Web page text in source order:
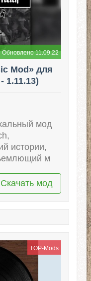
Обновлено 11.09.22
Mod» для
1.11.13)
мод
истории,
м
Скачать мод
TOP-Mods